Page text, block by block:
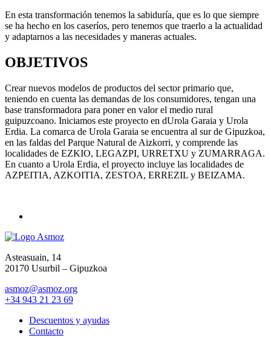
En esta transformación tenemos la sabiduría, que es lo que siempre
se ha hecho en los caseríos, pero tenemos que traerlo a la actualidad
y adaptarnos a las necesidades y maneras actuales.
OBJETIVOS
Crear nuevos modelos de productos del sector primario que,
teniendo en cuenta las demandas de los consumidores, tengan una
base transformadora para poner en valor el medio rural
guipuzcoano. Iniciamos este proyecto en dUrola Garaia y Urola
Erdia. La comarca de Urola Garaia se encuentra al sur de Gipuzkoa,
en las faldas del Parque Natural de Aizkorri, y comprende las
localidades de EZKIO, LEGAZPI, URRETXU y ZUMARRAGA.
En cuanto a Urola Erdia, el proyecto incluye las localidades de
AZPEITIA, AZKOITIA, ZESTOA, ERREZIL y BEIZAMA.
Asteasuain, 14
20170 Usurbil – Gipuzkoa
asmoz@asmoz.org
+34 943 21 23 69
Descuentos y ayudas
Contacto